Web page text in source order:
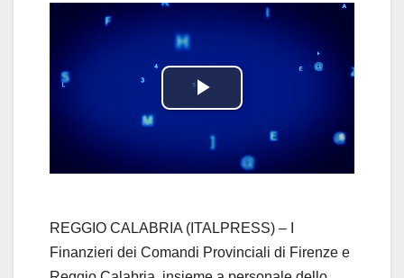
P
l
y
V
REGGIO CALABRIA (ITALPRESS) – I
Finanzieri dei Comandi Provinciali di Firenze e